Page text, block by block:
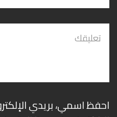
احفظ اسمي، بريدي